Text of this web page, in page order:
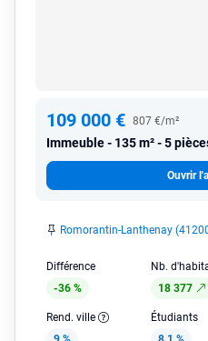
109 000 € 807 €/m²
Immeuble 135 m² - 5
Ouvrir
Romorantin-Lanthenay
Différence
-36 %
Nb.
18 377
Rend. ville
Étudiants